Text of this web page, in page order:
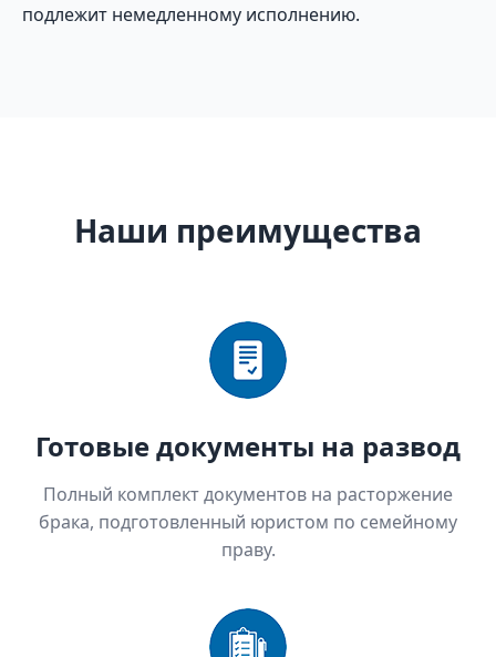
подлежит немедленному исполнению.
Наши преимущества
Готовые документы на развод
Полный комплект документов на расторжение
брака, подготовленный юристом по семейному
праву.